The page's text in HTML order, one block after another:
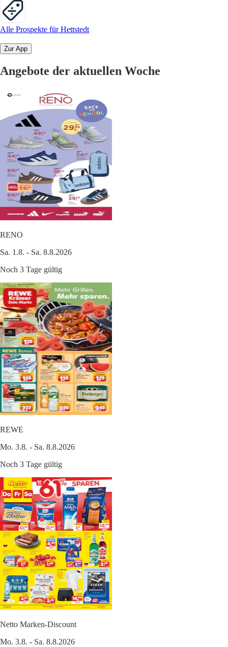
Alle Prospekte für Hettstedt
Zur App
Angebote der aktuellen Woche
RENO
Sa. 1.8. - Sa. 8.8.2026
Noch 3 Tage gültig
REWE
Mo. 3.8. - Sa. 8.8.2026
Noch 3 Tage gültig
Netto Marken-Discount
Mo. 3.8. - Sa. 8.8.2026